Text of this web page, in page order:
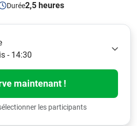
Durée2,5 heures
- 14:30
maintenant !
les participants